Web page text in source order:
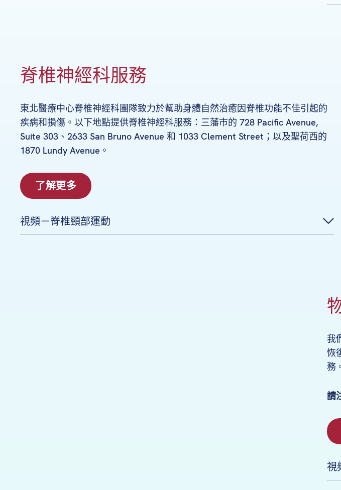
脊椎神經科服務
東北醫療中心脊椎神經科團隊致力於幫助身體自然治癒因脊椎功能不佳引起的
疾病和損傷。以下地點提供脊椎神經科服務：三藩市的 728 Pacific Avenue,
Suite 303、2633 San Bruno Avenue 和 1033 Clement Street；以及聖荷西的
1870 Lundy Avenue。
了解更多
視頻－脊椎頸部運動
我
恢
務
請
視